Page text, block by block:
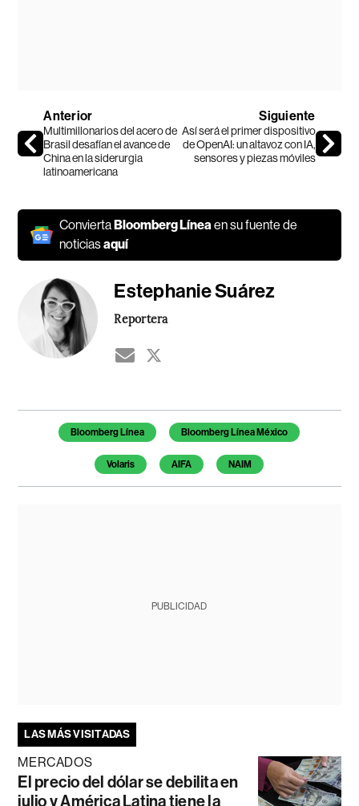
Anterior
Multimillonarios del acero de
Brasil desafían el avance de
China en la siderurgia
latinoamericana
Siguiente
Así será el primer dispositivo
de OpenAI: un altavoz con IA,
sensores y piezas móviles
ConviertaBloomberg Líneaen su fuente de
noticiasaquí
Estephanie Suárez
Reportera
Temas de este artículo
Bloomberg Línea Bloomberg Línea México
Volaris AIFA NAIM
PUBLICIDAD
LAS MÁS VISITADAS
MERCADOS
El precio del dólar se debilita en
julio y América Latina tiene la